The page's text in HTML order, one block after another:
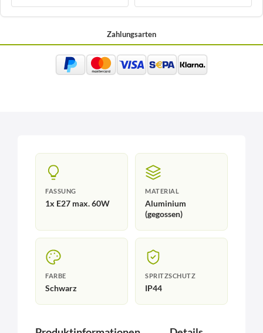
Zahlungsarten
FASSUNG
1x E27 max. 60W
MATERIAL
Aluminium
(gegossen)
FARBE
Schwarz
SPRITZSCHUTZ
IP44